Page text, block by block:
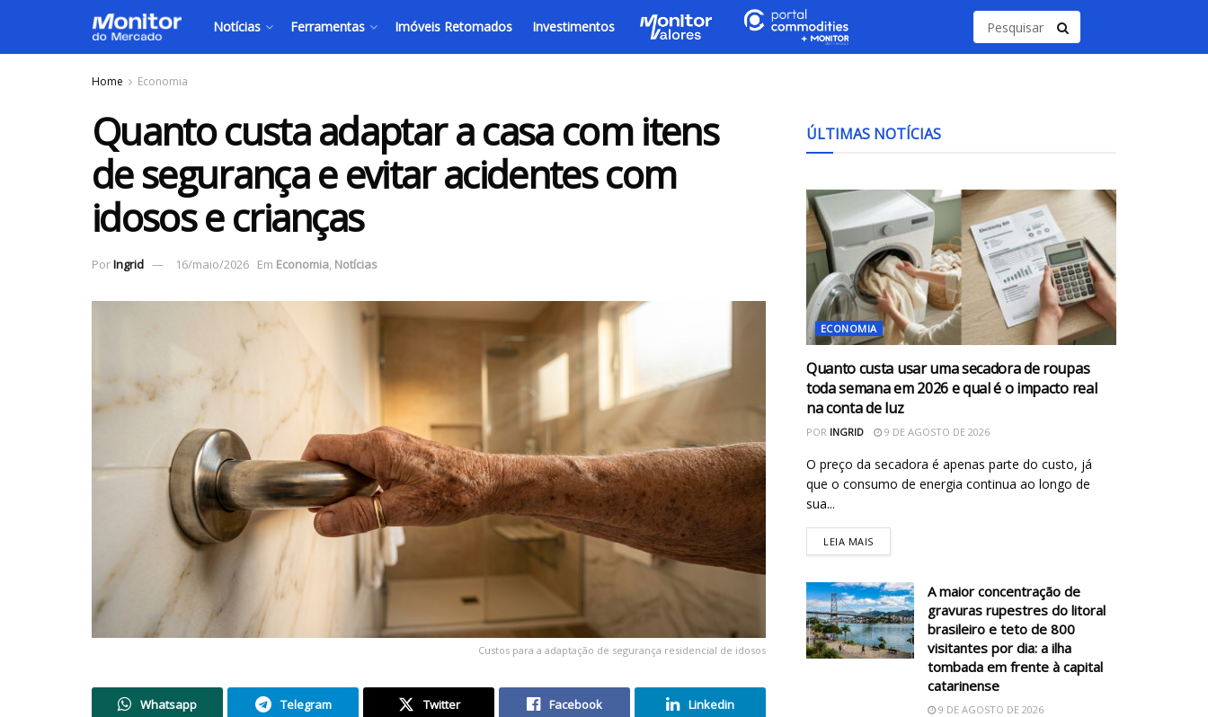
Notícias Ferramentas Imóveis Retomados Investimentos
Home Economia
Quanto custa adaptar a casa com itens
de segurança e evitar acidentes com
idosos e crianças
PorIngrid 16/maio/2026 Em Economia, Notícias
Custos para a adaptação de segurança residencial de idosos
Whatsapp Telegram Twitter Facebook Linkedin
ÚLTIMAS NOTÍCIAS
ECONOMIA
Quanto custa usar uma secadora de roupas
toda semana em 2026 e qual é o impacto real
na conta de luz
POR INGRID 9 DE AGOSTO DE 2026
O preço da secadora é apenas parte do custo, já
que o consumo de energia continua ao longo de
sua...
LEIA MAIS
A maior concentração de
gravuras rupestres do litoral
brasileiro e teto de 800
visitantes por dia: a ilha
tombada em frente à capital
catarinense
9 DE AGOSTO DE 2026